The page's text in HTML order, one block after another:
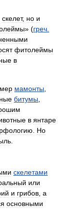
скелет, но и
» (греч
фитолеймы
в
мамонты
битумы
в янтаре
Но
скелетами
или
и грибов а
основными